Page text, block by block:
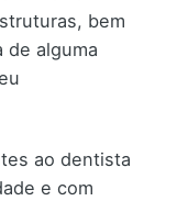
bem
de alguma
ao dentista
e com